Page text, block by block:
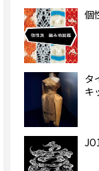
個
タ
キ